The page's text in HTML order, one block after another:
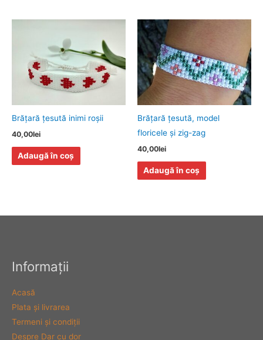
Brăţară ţesută inimi roşii
40,00lei
Adaugă în coș
Brăţară ţesută, model
floricele şi zig-zag
40,00lei
Adaugă în coș
Informaţii
Acasă
Plata şi livrarea
Termeni şi condiţii
Despre Dar cu dor